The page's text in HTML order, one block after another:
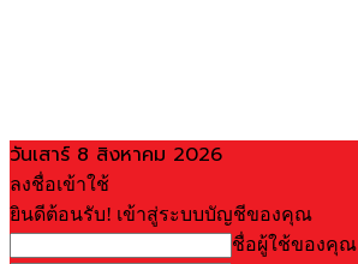
วันเสาร์ 8 สิงหาคม 2026
ลงชื่อเข้าใช้
ยินดีต้อนรับ! เข้าสู่ระบบบัญชีของคุณ
ชื่อผู้ใช้ของคุณ